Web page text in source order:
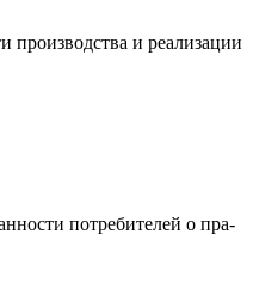
произ­вод­ства и ре­али­за­ции
потре­би­телей о пра­